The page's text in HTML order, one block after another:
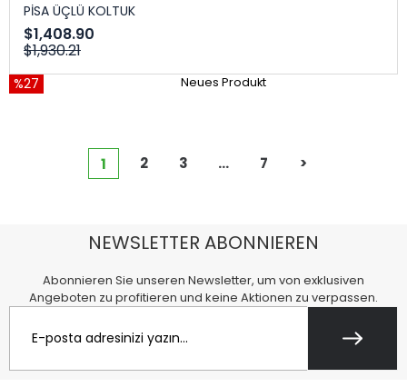
PİSA ÜÇLÜ KOLTUK
$1,408.90
$1,930.21
%27 Neues Produkt
1 2 3 ... 7 >
NEWSLETTER ABONNIEREN
Abonnieren Sie unseren Newsletter, um von exklusiven
Angeboten zu profitieren und keine Aktionen zu verpassen.